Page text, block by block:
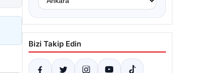
Bizi Takip Edin